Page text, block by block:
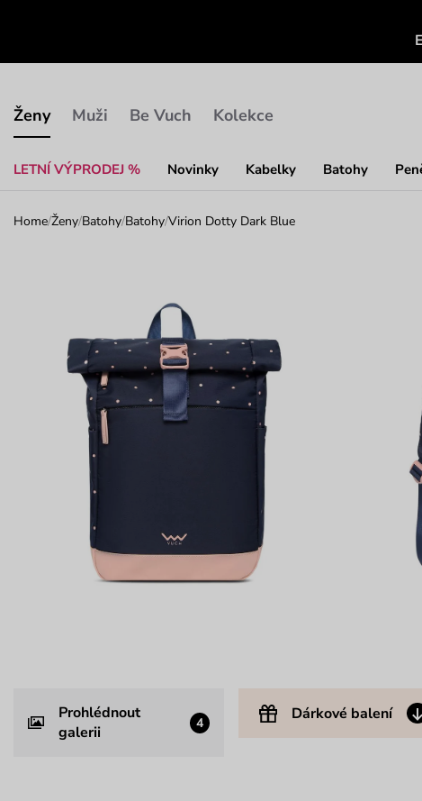
Ženy
LETNÍ VÝPRODEJ % Novinky Kabelky Batohy
Muži Be Vuch Kolekce
Home/Ženy/Batohy/Batohy/Virion Dotty Dark Blue
Prohlédnout
galerii
4 Dárkové balení